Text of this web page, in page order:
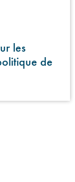
les
de